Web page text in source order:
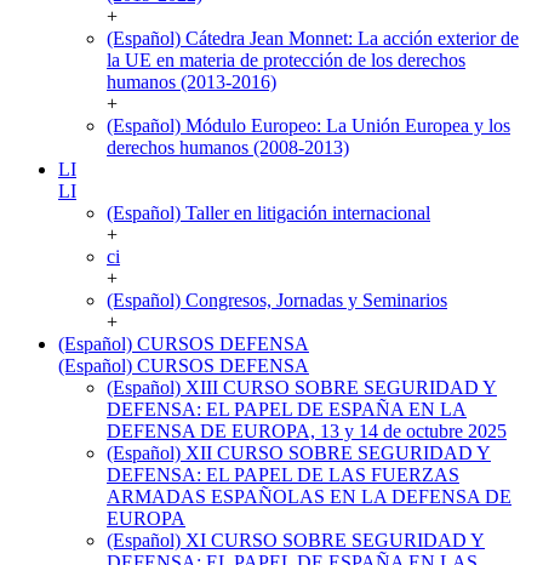
+
(Español) Cátedra Jean Monnet: La acción exterior de
la UE en materia de protección de los derechos
humanos (2013-2016)
+
(Español) Módulo Europeo: La Unión Europea y los
derechos humanos (2008-2013)
LI
LI
(Español) Taller en litigación internacional
+
ci
+
(Español) Congresos, Jornadas y Seminarios
+
(Español) CURSOS DEFENSA
(Español) CURSOS DEFENSA
(Español) XIII CURSO SOBRE SEGURIDAD Y
DEFENSA: EL PAPEL DE ESPAÑA EN LA
DEFENSA DE EUROPA, 13 y 14 de octubre 2025
(Español) XII CURSO SOBRE SEGURIDAD Y
DEFENSA: EL PAPEL DE LAS FUERZAS
ARMADAS ESPAÑOLAS EN LA DEFENSA DE
EUROPA
(Español) XI CURSO SOBRE SEGURIDAD Y